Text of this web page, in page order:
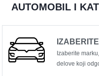
AUTOMOBIL I
Izaberite
delove koji